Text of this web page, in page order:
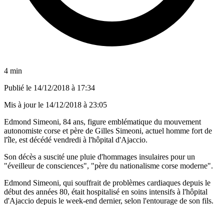
4 min
Publié le 14/12/2018 à 17:34
Mis à jour le 14/12/2018 à 23:05
Edmond Simeoni, 84 ans, figure emblématique du mouvement
autonomiste corse et père de Gilles Simeoni, actuel homme fort de
l'île, est décédé vendredi à l'hôpital d'Ajaccio.
Son décès a suscité une pluie d'hommages insulaires pour un
"éveilleur de consciences", "père du nationalisme corse moderne".
Edmond Simeoni, qui souffrait de problèmes cardiaques depuis le
début des années 80, était hospitalisé en soins intensifs à l'hôpital
d'Ajaccio depuis le week-end dernier, selon l'entourage de son fils.